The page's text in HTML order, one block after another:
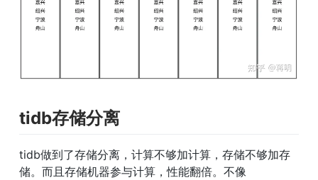
tidb存储分离
tidb做到了存储分离，计算不够加计算，存储不够加存
储。而且存储机器参与计算，性能翻倍。不像